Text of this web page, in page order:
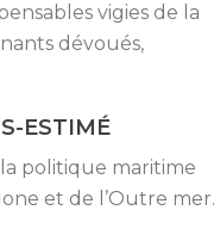
vigies de la
dévoués,
ESTIMÉ
politique maritime
et de l’Outre mer.